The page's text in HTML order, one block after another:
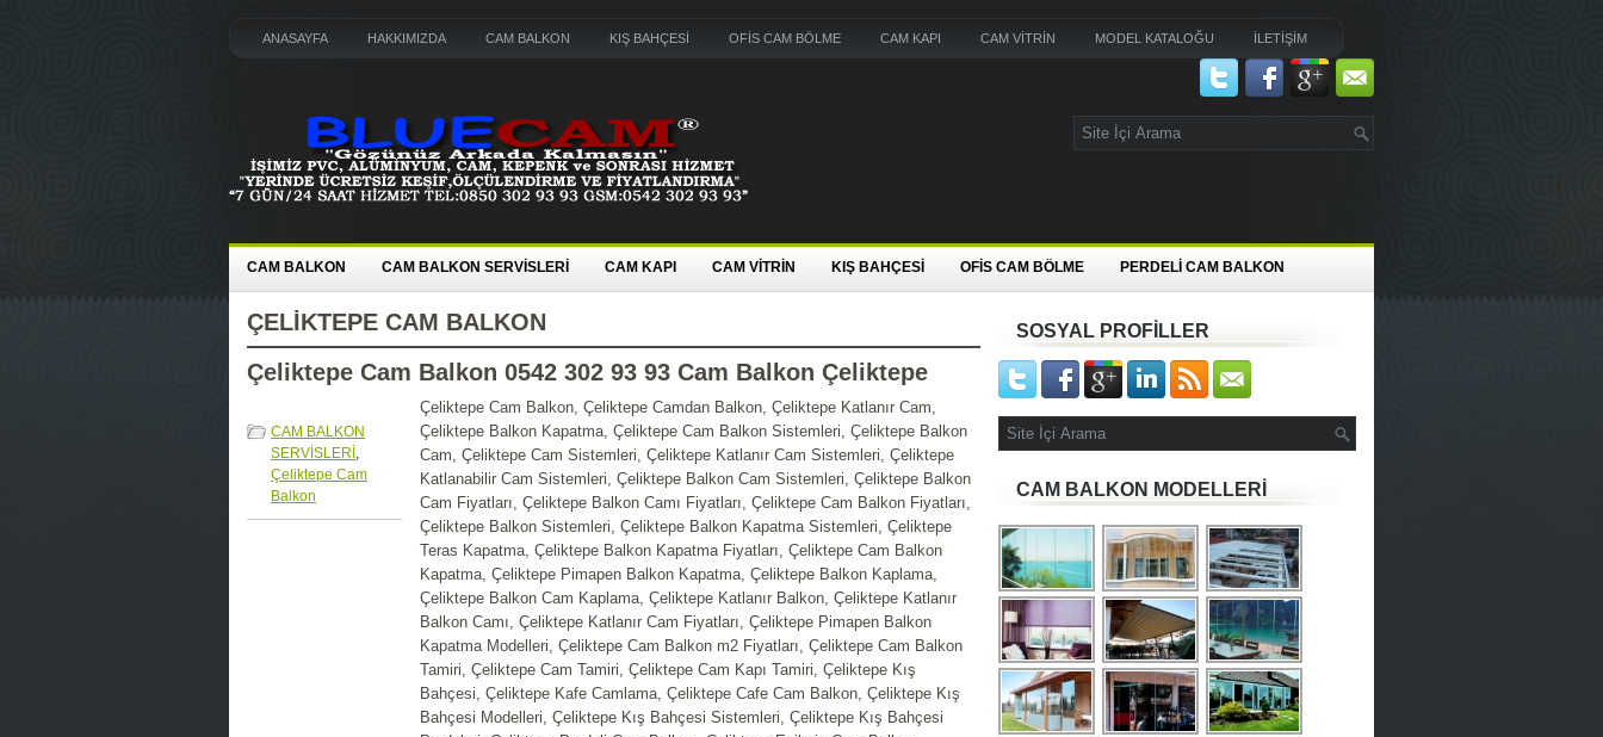
ANASAYFA HAKKIMIZDA CAM BALKON KIŞ BAHÇESİ OFİS CAM BÖLME CAM KAPI CAM VİTRİN MODEL KATALOĞU İLETİŞİM
CAM BALKON CAM BALKON SERVİSLERİ CAM KAPI CAM VİTRİN KIŞ BAHÇESİ OFİS CAM BÖLME PERDELİ CAM BALKON
ÇELIKTEPE CAM BALKON
Çeliktepe Cam Balkon 0542 302 93 93 Cam Balkon Çeliktepe
CAM BALKON
SERVİSLERİ ,
Çeliktepe Cam
Balkon
Çeliktepe Cam Balkon, Çeliktepe Camdan Balkon, Çeliktepe Katlanır Cam,
Çeliktepe Balkon Kapatma, Çeliktepe Cam Balkon Sistemleri, Çeliktepe Balkon
Cam, Çeliktepe Cam Sistemleri, Çeliktepe Katlanır Cam Sistemleri, Çeliktepe
Katlanabilir Cam Sistemleri, Çeliktepe Balkon Cam Sistemleri, Çeliktepe Balkon
Cam Fiyatları, Çeliktepe Balkon Camı Fiyatları, Çeliktepe Cam Balkon Fiyatları,
Çeliktepe Balkon Sistemleri, Çeliktepe Balkon Kapatma Sistemleri, Çeliktepe
Teras Kapatma, Çeliktepe Balkon Kapatma Fiyatları, Çeliktepe Cam Balkon
Kapatma, Çeliktepe Pimapen Balkon Kapatma, Çeliktepe Balkon Kaplama,
Çeliktepe Balkon Cam Kaplama, Çeliktepe Katlanır Balkon, Çeliktepe Katlanır
Balkon Camı, Çeliktepe Katlanır Cam Fiyatları, Çeliktepe Pimapen Balkon
Kapatma Modelleri, Çeliktepe Cam Balkon m2 Fiyatları, Çeliktepe Cam Balkon
Tamiri, Çeliktepe Cam Tamiri, Çeliktepe Cam Kapı Tamiri, Çeliktepe Kış
Bahçesi, Çeliktepe Kafe Camlama, Çeliktepe Cafe Cam Balkon, Çeliktepe Kış
Bahçesi Modelleri, Çeliktepe Kış Bahçesi Sistemleri, Çeliktepe Kış Bahçesi
SOSYAL PROFİLLER
CAM BALKON MODELLERİ